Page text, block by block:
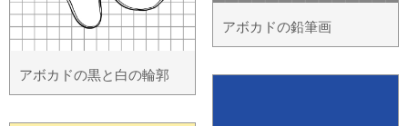
アボカドの黒と白の輪郭
アボカドの鉛筆画